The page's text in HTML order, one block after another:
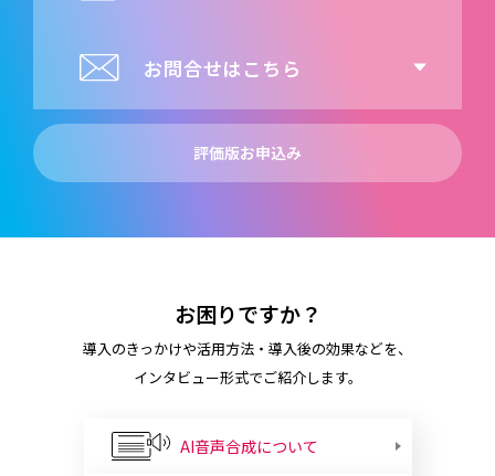
お問合せはこちら
評価版お申込み
お困りですか？
導入のきっかけや活用方法・導入後の効果などを、
インタビュー形式でご紹介します。
AI音声合成について